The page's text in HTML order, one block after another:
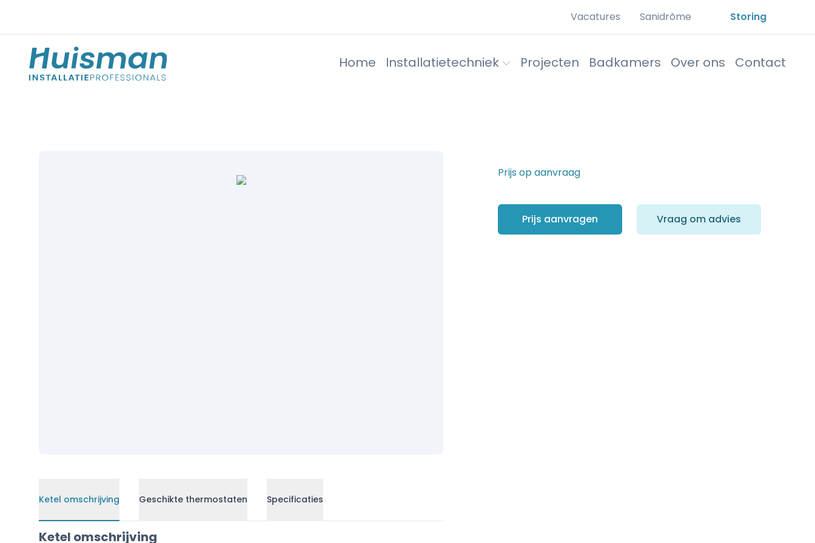
Vacatures Sanidrõme Storing
Home Installatietechniek Projecten Badkamers Over ons Contact
Prijs op aanvraag
Ketel informatie
Prijs aanvragen Vraag om advies
Ketel omschrijving Geschikte thermostaten Specificaties
Ketel omschrijving